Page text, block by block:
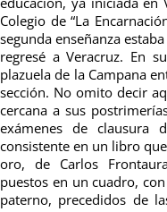
Colegio de “La
segunda enseñanza
regresé a Veracruz. En
plazuela de la Campana
sección. No omito decir
cercana a sus
exámenes de clausura
consistente en un libro
oro, de Carlos
puestos en un cuadro,
paterno, precedidos de